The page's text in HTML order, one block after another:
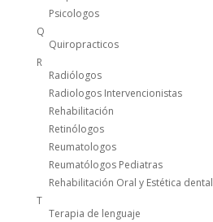
Psicologos
Q
Quiropracticos
R
Radiólogos
Radiologos Intervencionistas
Rehabilitación
Retinólogos
Reumatologos
Reumatólogos Pediatras
Rehabilitación Oral y Estética dental
T
Terapia de lenguaje